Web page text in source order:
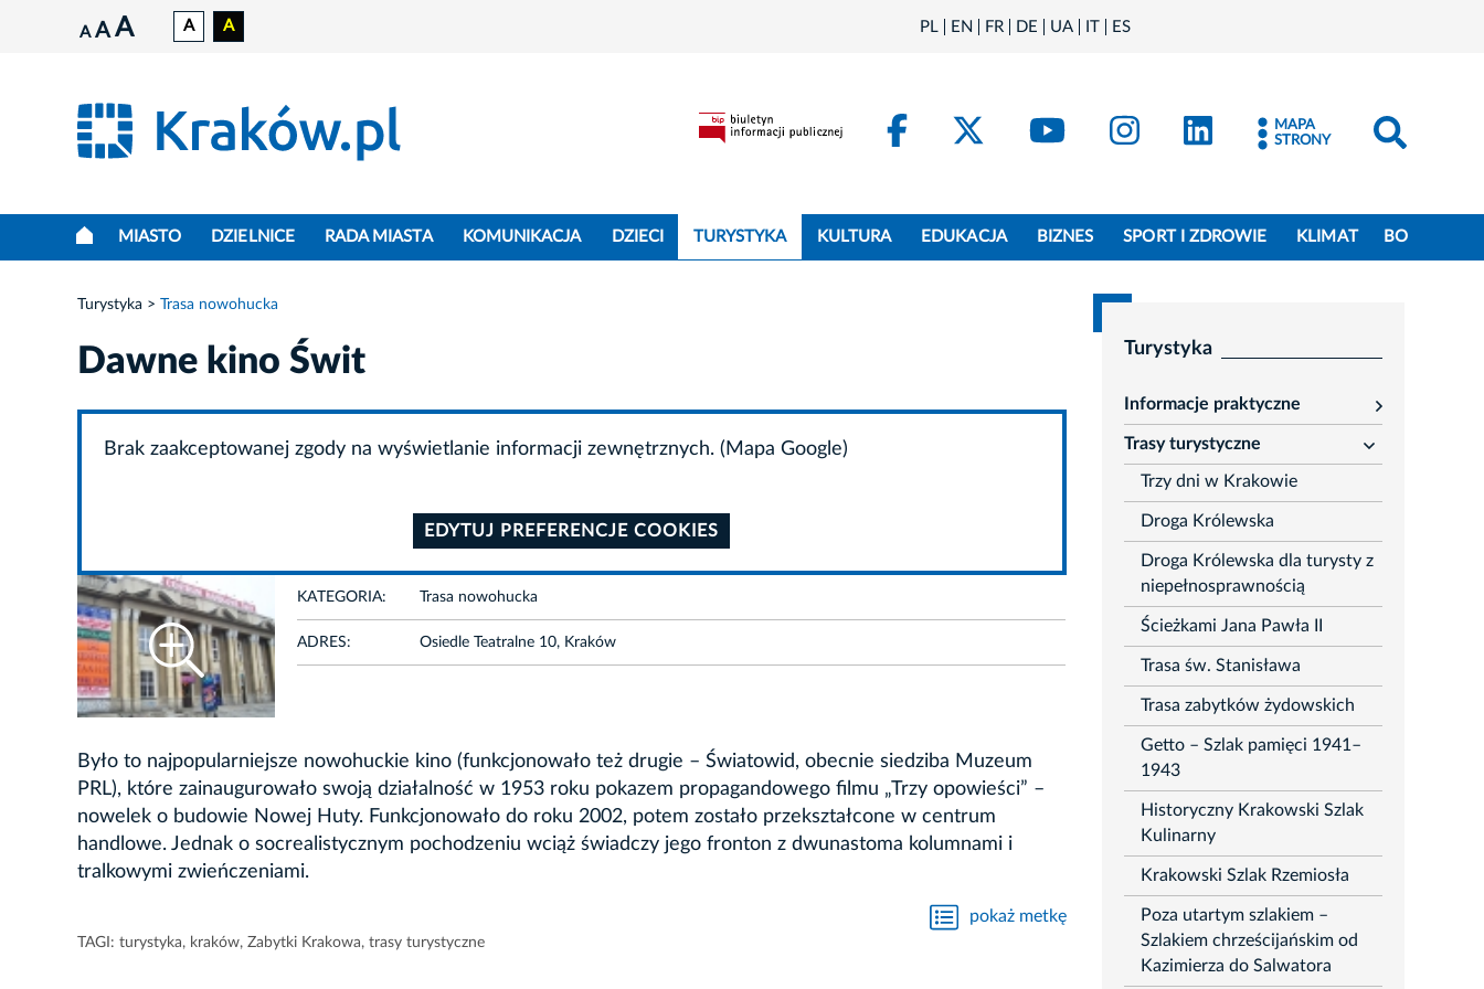
A A A A A PL EN FR DE UA IT ES
FacebookKraków - X
Kraków - YouTube
Kraków - Instagram
Kraków - LinkedIn
MAPA
STRONY
MIASTO DZIELNICE RADA MIASTA KOMUNIKACJA DZIECI TURYSTYKA KULTURA EDUKACJA BIZNES SPORT I ZDROWIE KLIMAT BO
Turystyka Trasa nowohucka
Dawne kino Świt
Brak zaakceptowanej zgody na wyświetlanie informacji zewnętrznych. (Mapa Google)
EDYTUJ PREFERENCJE COOKIES
KATEGORIA: Trasa nowohucka
ADRES: Osiedle Teatralne 10, Kraków
Było to najpopularniejsze nowohuckie kino (funkcjonowało też drugie – Światowid, obecnie siedziba Muzeum
PRL), które zainaugurowało swoją działalność w 1953 roku pokazem propagandowego filmu „Trzy opowieści” –
nowelek o budowie Nowej Huty. Funkcjonowało do roku 2002, potem zostało przekształcone w centrum
handlowe. Jednak o socrealistycznym pochodzeniu wciąż świadczy jego fronton z dwunastoma kolumnami i
tralkowymi zwieńczeniami.
pokaż metkę
TAGI: turystyka, kraków, Zabytki Krakowa, trasy turystyczne
Turystyka
Informacje praktyczne
rozwiń
Trasy turystyczne
rozwiń
Trzy dni w Krakowie
Droga Królewska
Droga Królewska dla turysty z
niepełnosprawnością
Ścieżkami Jana Pawła II
Trasa św. Stanisława
Trasa zabytków żydowskich
Getto – Szlak pamięci 1941–
1943
Historyczny Krakowski Szlak
Kulinarny
Krakowski Szlak Rzemiosła
Poza utartym szlakiem –
Szlakiem chrześcijańskim od
Kazimierza do Salwatora